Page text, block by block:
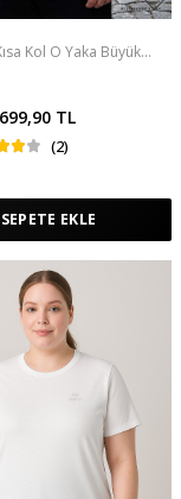
Kol O Yaka Büyük
699,90 TL
(2)
SEPETE EKLE